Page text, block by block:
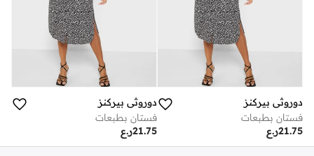
دوروثي بيركنز
فستان بطبعات
ر.ع21.75
دوروثي بيركنز
فستان بطبعات
ر.ع21.75